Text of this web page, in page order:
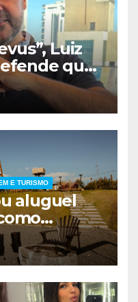
Luiz
que
nova
a vida
E TURISMO
aluguel